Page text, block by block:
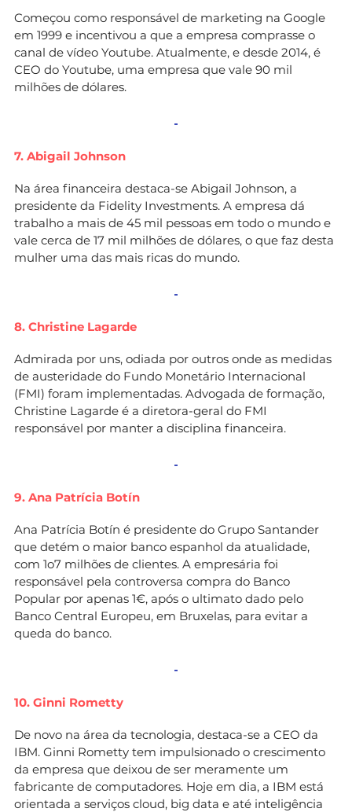
Começou como responsável de marketing na Google
em 1999 e incentivou a que a empresa comprasse o
canal de vídeo Youtube. Atualmente, e desde 2014, é
CEO do Youtube, uma empresa que vale 90 mil
milhões de dólares.
7. Abigail Johnson
Na área financeira destaca-se Abigail Johnson, a
presidente da Fidelity Investments. A empresa dá
trabalho a mais de 45 mil pessoas em todo o mundo e
vale cerca de 17 mil milhões de dólares, o que faz desta
mulher uma das mais ricas do mundo.
8. Christine Lagarde
Admirada por uns, odiada por outros onde as medidas
de austeridade do Fundo Monetário Internacional
(FMI) foram implementadas. Advogada de formação,
Christine Lagarde é a diretora-geral do FMI
responsável por manter a disciplina financeira.
9. Ana Patrícia Botín
Ana Patrícia Botín é presidente do Grupo Santander
que detém o maior banco espanhol da atualidade,
com 1o7 milhões de clientes. A empresária foi
responsável pela controversa compra do Banco
Popular por apenas 1€, após o ultimato dado pelo
Banco Central Europeu, em Bruxelas, para evitar a
queda do banco.
10. Ginni Rometty
De novo na área da tecnologia, destaca-se a CEO da
IBM. Ginni Rometty tem impulsionado o crescimento
da empresa que deixou de ser meramente um
fabricante de computadores. Hoje em dia, a IBM está
orientada a serviços cloud, big data e até inteligência